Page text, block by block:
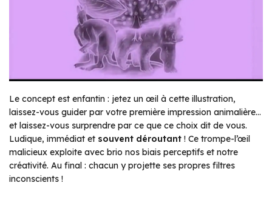
Le concept est enfantin : jetez un œil à cette illustration,
laissez-vous guider par votre première impression animalière…
et laissez-vous surprendre par ce que ce choix dit de vous.
Ludique, immédiat et souvent déroutant ! Ce trompe-l’œil
malicieux exploite avec brio nos biais perceptifs et notre
créativité. Au final : chacun y projette ses propres filtres
inconscients !